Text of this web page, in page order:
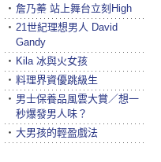
‧ 詹乃蓁 站上舞台立刻High
‧ 21世紀理想男人 David
Gandy
‧ Kila 冰與火女孩
‧ 料理界資優跳級生
‧ 男士保養品風雲大賞／想一
秒爆發男人味？
‧ 大男孩的輕盈戲法